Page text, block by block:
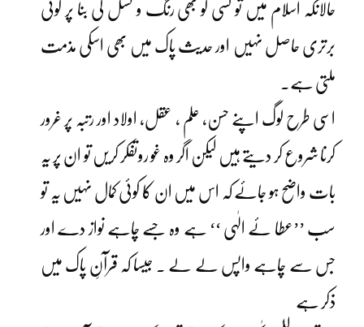
حالانکہ اسلام میں تو کسی کو بھی رنگ و نسل کی بنا پر کوئی
برتری حاصل نہیں اور حدیث پاک میں بھی اسکی مذمت
ملتی ہے۔
اسی طرح لوگ اپنے حسن، علم ، عقل، اولاد اور رتبہ پر غرور
کرنا شروع کر دیتے ہیں لیکن اگر وہ غو روتفکر کریں تو ان پر یہ
بات واضح ہو جائے کہ اس میں ان کا کوئی کمال نہیں یہ تو
سب ’’عطا ئے الٰہی ‘‘ ہے وہ جسے چاہے نواز دے اور
جس سے چاہے واپس لے لے ۔ جیسا کہ قرآنِ پاک میں
ذکر ہے